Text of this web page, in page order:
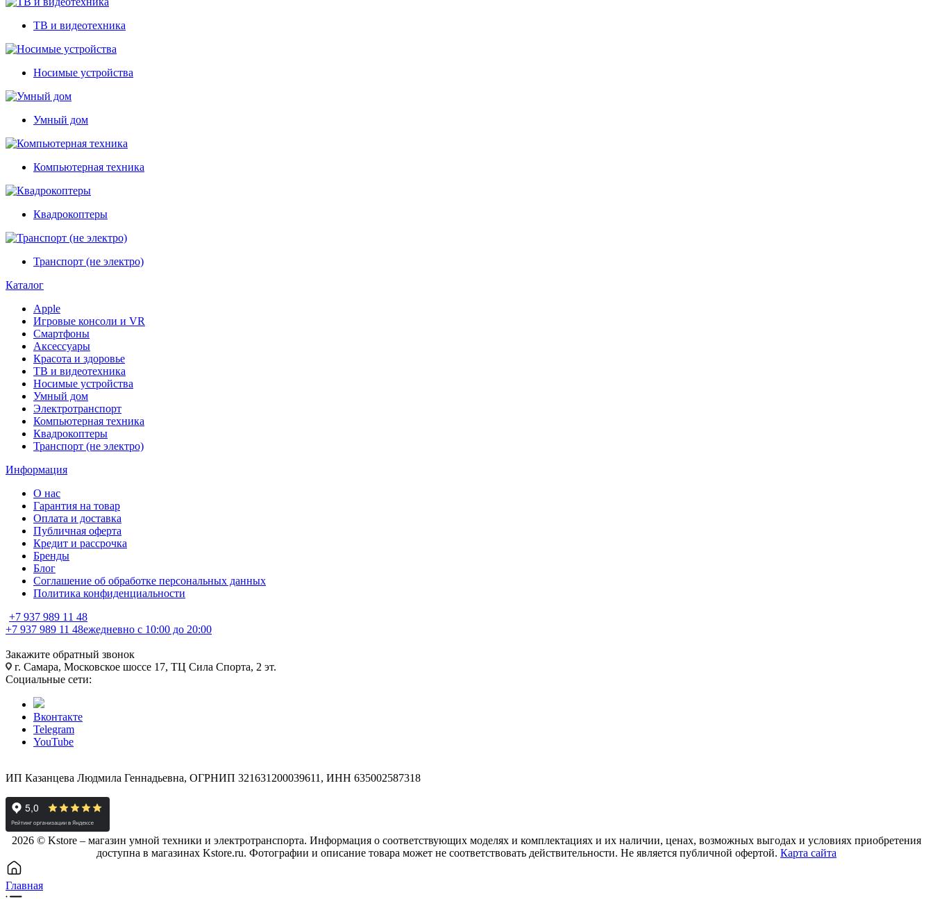
ТВ и видеотехника
Носимые устройства
Умный дом
Компьютерная техника
Квадрокоптеры
Транспорт (не электро)
Каталог
Apple
Игровые консоли и VR
Смартфоны
Аксессуары
Красота и здоровье
ТВ и видеотехника
Носимые устройства
Умный дом
Электротранспорт
Компьютерная техника
Квадрокоптеры
Транспорт (не электро)
Информация
О нас
Гарантия на товар
Оплата и доставка
Публичная оферта
Кредит и рассрочка
Бренды
Блог
Соглашение об обработке персональных данных
Политика конфиденциальности
+7 937 989 11 48
+7 937 989 11 48ежедневно с 10:00 до 20:00
Закажите обратный звонок
г. Самара, Московское шоссе 17, ТЦ Сила Спорта, 2 эт.
Социальные сети:
Вконтакте
Telegram
YouTube
ИП Казанцева Людмила Геннадьевна, ОГРНИП 321631200039611, ИНН 635002587318
2026 © Kstore – магазин умной техники и электротранспорта. Информация о соответствующих моделях и комплектациях и их наличии, ценах, возможных выгодах и условиях приобретения
доступна в магазинах Kstore.ru. Фотографии и описание товара может не соответствовать действительности. Не является публичной офертой. Карта сайта
Главная